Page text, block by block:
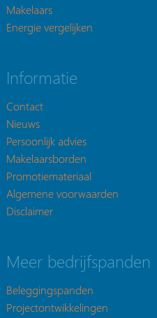
Makelaars
Energie vergelijken
Informatie
Contact
Nieuws
Persoonlijk advies
Makelaarsborden
Promotiemateriaal
Algemene voorwaarden
Disclaimer
Meer bedrijfspanden
Beleggingspanden
Projectontwikkelingen